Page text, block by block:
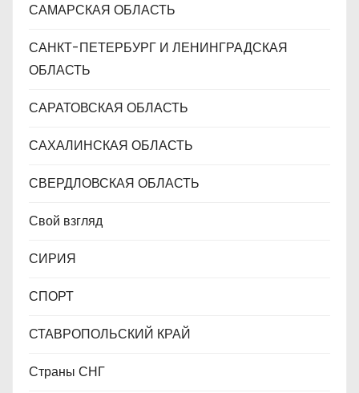
САМАРСКАЯ ОБЛАСТЬ
САНКТ-ПЕТЕРБУРГ И ЛЕНИНГРАДСКАЯ
ОБЛАСТЬ
САРАТОВСКАЯ ОБЛАСТЬ
САХАЛИНСКАЯ ОБЛАСТЬ
СВЕРДЛОВСКАЯ ОБЛАСТЬ
Свой взгляд
СИРИЯ
СПОРТ
СТАВРОПОЛЬСКИЙ КРАЙ
Страны СНГ